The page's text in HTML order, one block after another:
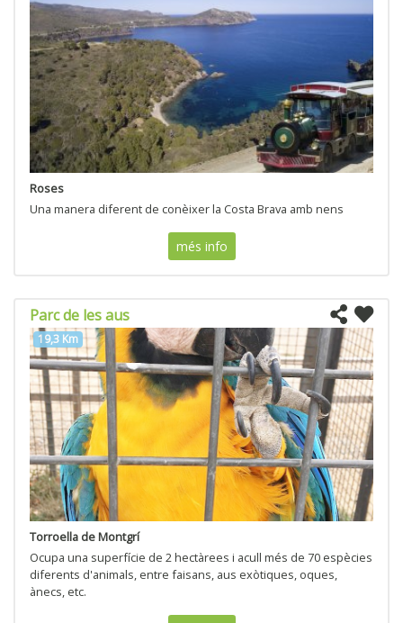
Roses
Una manera diferent de conèixer la Costa Brava amb nens
més info
Parc de les aus
19,3 Km
Torroella de Montgrí
Ocupa una superfície de 2 hectàrees i acull més de 70 espècies
diferents d'animals, entre faisans, aus exòtiques, oques,
ànecs, etc.